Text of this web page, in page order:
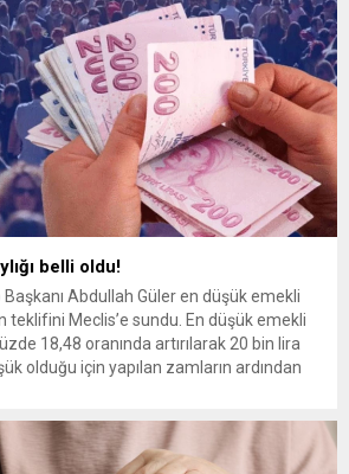
belli oldu!
Abdullah Güler en düşük emekli
teklifini Meclis’e sundu. En düşük emekli
18,48 oranında artırılarak 20 bin lira
olduğu için yapılan zamların ardından